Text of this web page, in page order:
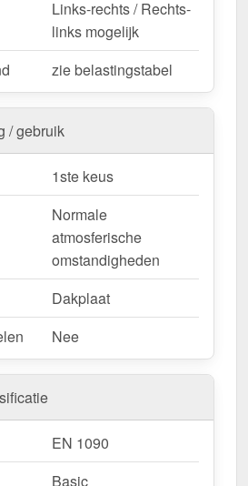
nodig zijn, kan de
worden ingekort door
35/207 | Dak | Anti-Drup
& met 10 jaar
op maat gemaakt - bestel
snelle levering!
van herroepingsrecht uitgezonderd
Links-rechts / Rechts-
links mogelijk
zie belastingstabel
/ gebruik
1ste keus
Normale
atmosferische
omstandigheden
Dakplaat
Nee
EN 1090
Basic